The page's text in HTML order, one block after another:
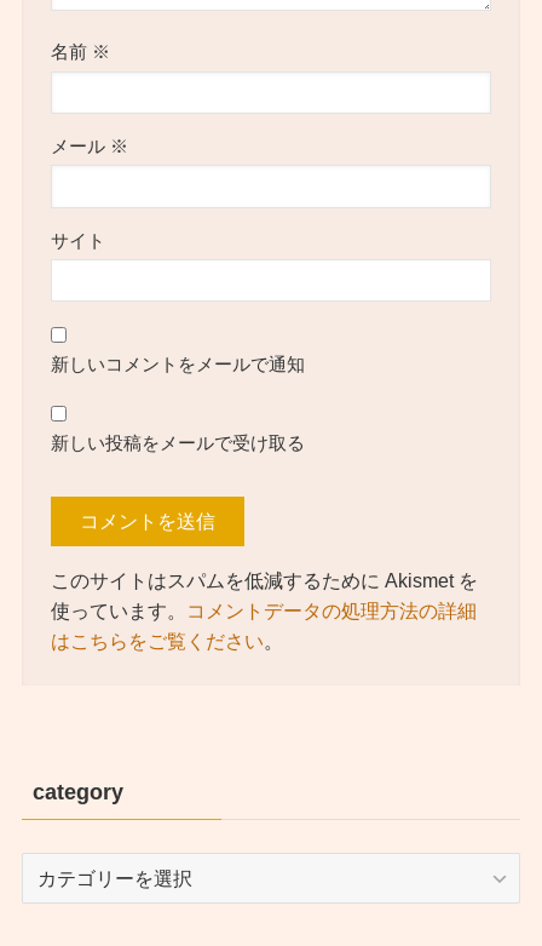
名前 ※
メール ※
サイト
新しいコメントをメールで通知
新しい投稿をメールで受け取る
このサイトはスパムを低減するために Akismet を
使っています。
コメントデータの処理方法の詳細
はこちらをご覧ください。
category
category